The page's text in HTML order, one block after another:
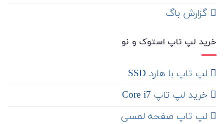
‌ گزارش باگ
خرید لپ تاپ استوک و نو
لپ تاپ با هارد SSD
خرید لپ تاپ Core i7
لپ تاپ صفحه لمسی